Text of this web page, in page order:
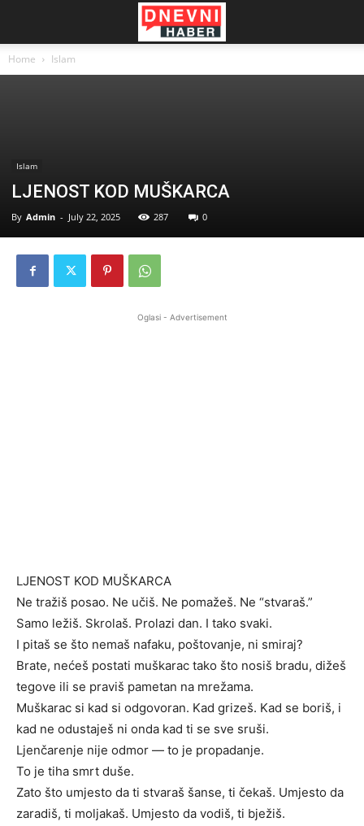
Home Islam
Islam
LJENOST KOD MUŠKARCA
By Admin - July 22, 2025 287 0
Oglasi - Advertisement
LJENOST KOD MUŠKARCA
Ne tražiš posao. Ne učiš. Ne pomažeš. Ne “stvaraš.”
Samo ležiš. Skrolaš. Prolazi dan. I tako svaki.
I pitaš se što nemaš nafaku, poštovanje, ni smiraj?
Brate, nećeš postati muškarac tako što nosiš bradu, dižeš
tegove ili se praviš pametan na mrežama.
Muškarac si kad si odgovoran. Kad grizeš. Kad se boriš, i
kad ne odustaješ ni onda kad ti se sve sruši.
Ljenčarenje nije odmor — to je propadanje.
To je tiha smrt duše.
Zato što umjesto da ti stvaraš šanse, ti čekaš. Umjesto da
zaradiš, ti moljakaš. Umjesto da vodiš, ti bježiš.